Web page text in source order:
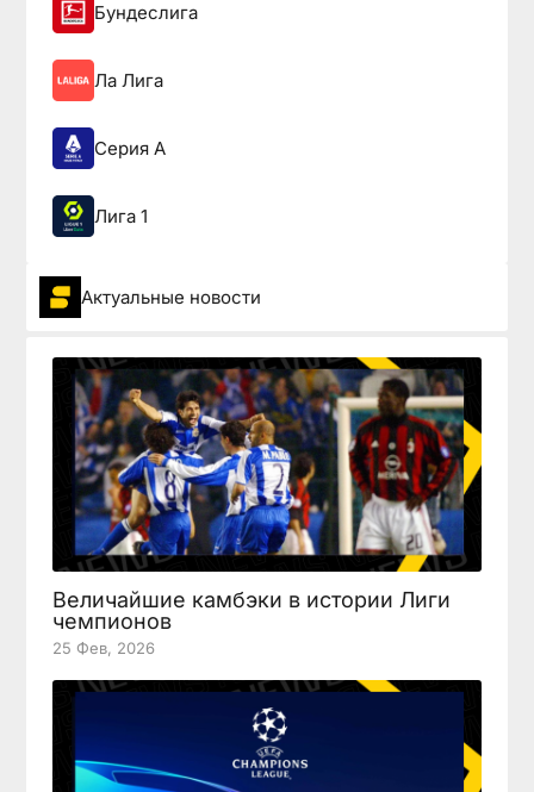
Бундеслига
Ла Лига
Серия А
Лига 1
Актуальные новости
Величайшие камбэки в истории Лиги
чемпионов
25 Фев, 2026